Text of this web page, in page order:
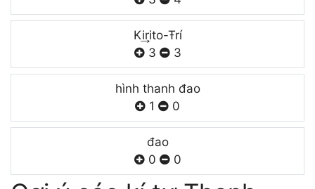
Ki͢rito-Ŧrí
3
3
hình thanh đao
1
0
đao
0
0